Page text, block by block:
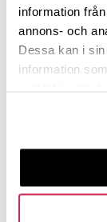
information
annons- och
Dessa kan i
information
Otrygghet är
innebär att
det är, i behov
fullt av löften
process att
utrotningens
som ett
nyfött barn i